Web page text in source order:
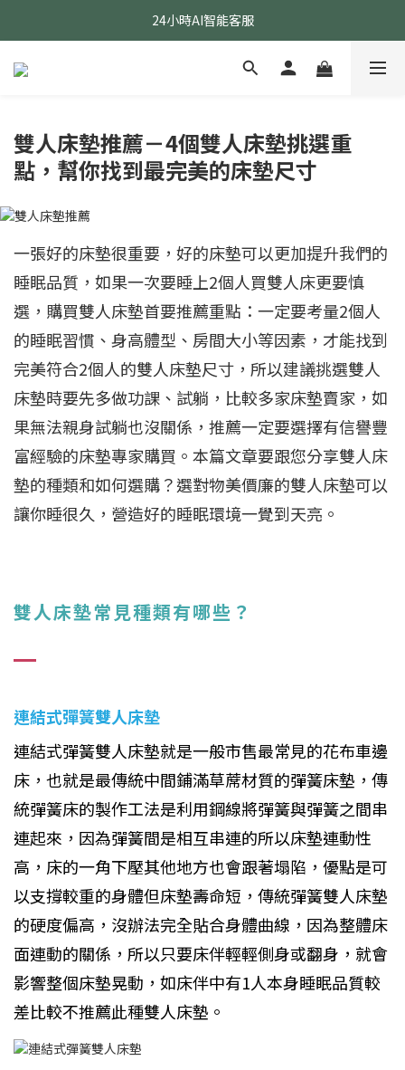
24小時AI智能客服
24小時AI智能客服
指定醫療級款式 贈乳膠枕
雙人床墊推薦－4個雙人床墊挑選重
點，幫你找到最完美的床墊尺寸
一張好的床墊很重要，好的床墊可以更加提升我們的
睡眠品質，如果一次要睡上2個人買雙人床更要慎
選，購買雙人床墊首要推薦重點：一定要考量2個人
的睡眠習慣、身高體型、房間大小等因素，才能找到
完美符合2個人的雙人床墊尺寸，所以建議挑選雙人
床墊時要先多做功課、試躺，比較多家床墊賣家，如
果無法親身試躺也沒關係，推薦一定要選擇有信譽豐
富經驗的床墊專家購買。本篇文章要跟您分享雙人床
墊的種類和如何選購？選對物美價廉的雙人床墊可以
讓你睡很久，營造好的睡眠環境一覺到天亮。
雙人床墊常見種類有哪些？
連結式彈簧雙人床墊
連結式彈簧雙人床墊就是一般市售最常見的花布車邊
床，也就是最傳統中間鋪滿草蓆材質的彈簧床墊，傳
統彈簧床的製作工法是利用鋼線將彈簧與彈簧之間串
連起來，因為彈簧間是相互串連的所以床墊連動性
高，床的一角下壓其他地方也會跟著塌陷，優點是可
以支撐較重的身體但床墊壽命短，傳統彈簧雙人床墊
的硬度偏高，沒辦法完全貼合身體曲線，因為整體床
面連動的關係，所以只要床伴輕輕側身或翻身，就會
影響整個床墊晃動，如床伴中有1人本身睡眠品質較
差比較不推薦此種雙人床墊。